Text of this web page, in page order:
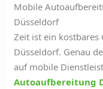
Mobile
Düsseldorf
Zeit ist ein kostbares
Düsseldorf. Genau
auf mobile
Autoaufbereitung